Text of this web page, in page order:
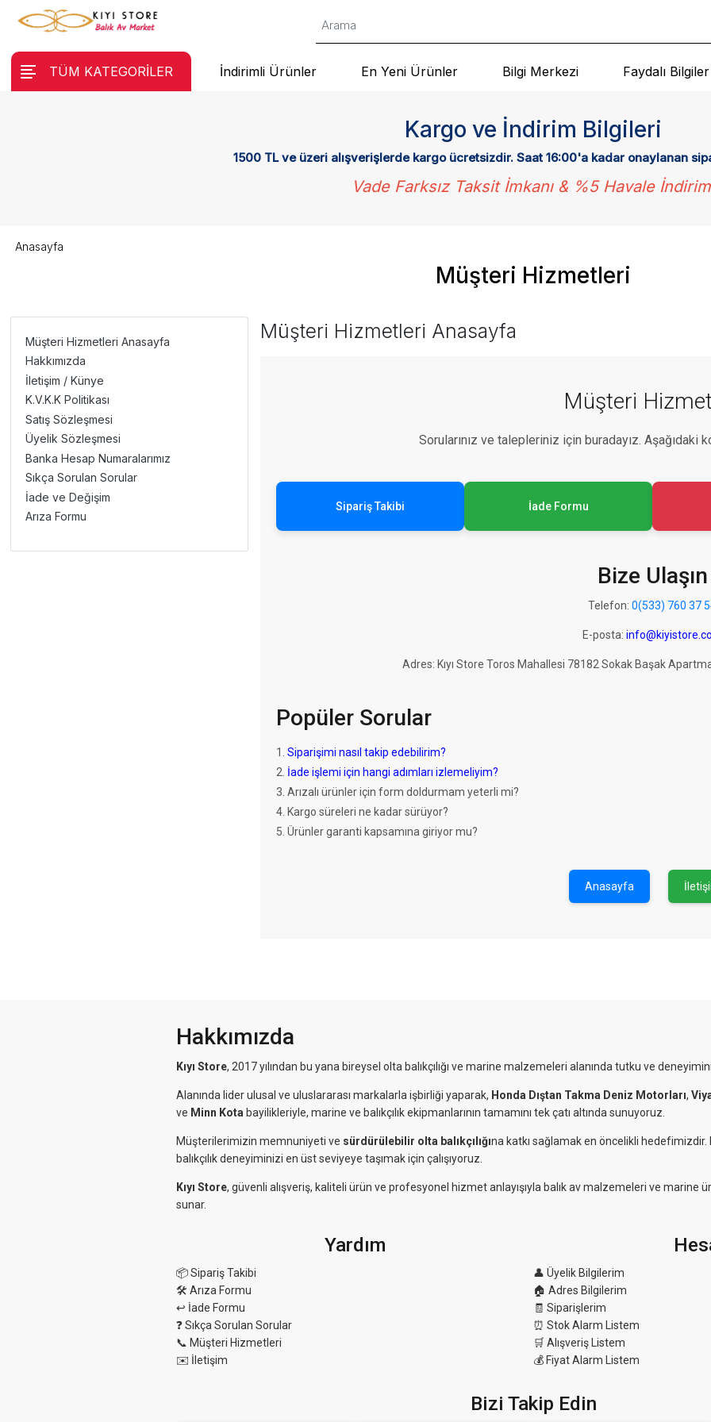
TÜM KATEGORİLER İndirimli Ürünler En Yeni Ürünler Bilgi Merkezi Faydalı Bilgiler
Kargo ve İndirim Bilgileri
1500 TL ve üzeri alışverişlerde kargo ücretsizdir. Saat 16:00'a kadar onaylanan
Vade Farksız Taksit İmkanı & %5 Havale
Müşteri Hizmetleri
Anasayfa
Müşteri Hizmetleri Anasayfa
Hakkımızda
İletişim / Künye
K.V.K.K Politikası
Satış Sözleşmesi
Üyelik Sözleşmesi
Banka Hesap Numaralarımız
Sıkça Sorulan Sorular
İade ve Değişim
Arıza Formu
Müşteri Hizmetleri Anasayfa
Müşteri
Sorularınız ve talepleriniz için buradayız. Aşağıdaki
Sipariş Takibi İade Formu
Bize Ulaşın
Telefon: 0(533) 760 37
E-posta:
Adres: Kıyı Store Toros Mahallesi 78182 Sokak Başak
Popüler Sorular
1. Siparişimi nasıl takip edebilirim?
2. İade işlemi için hangi adımları izlemeliyim?
3. Arızalı ürünler için form doldurmam yeterli mi?
4. Kargo süreleri ne kadar sürüyor?
5. Ürünler garanti kapsamına giriyor mu?
Anasayfa
Hakkımızda
Kıyı Store, 2017 yılından bu yana bireysel olta balıkçılığı ve marine malzemeleri alanında tutku ve
Alanında lider ulusal ve uluslararası markalarla işbirliği yaparak, Honda Dıştan Takma Deniz Motorları,
ve Minn Kota bayilikleriyle, marine ve balıkçılık ekipmanlarının tamamını tek çatı altında sunuyoruz.
Müşterilerimizin memnuniyeti ve sürdürülebilir olta balıkçılığına katkı sağlamak en öncelikli hedefimizdir.
balıkçılık deneyiminizi en üst seviyeye taşımak için çalışıyoruz.
Kıyı Store, güvenli alışveriş, kaliteli ürün ve profesyonel hizmet anlayışıyla balık av malzemeleri ve marine
sunar.
Yardım
📦 Sipariş Takibi
🛠 Arıza Formu
↩️ İade Formu
❓ Sıkça Sorulan Sorular
📞 Müşteri Hizmetleri
✉️ İletişim
👤 Üyelik Bilgilerim
🏠 Adres Bilgilerim
🧾 Siparişlerim
⏰ Stok Alarm Listem
🛒 Alışveriş Listem
💰 Fiyat Alarm Listem
Bizi Takip Edin